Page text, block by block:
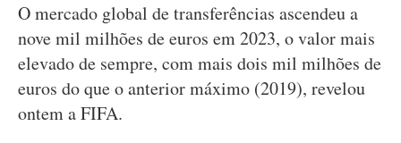
O mercado global de transferências ascendeu a
nove mil milhões de euros em 2023, o valor mais
elevado de sempre, com mais dois mil milhões de
euros do que o anterior máximo (2019), revelou
ontem a FIFA.